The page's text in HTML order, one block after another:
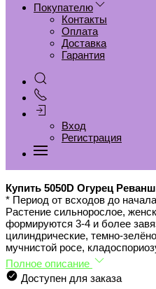
Покупателю
Контакты
Оплата
Доставка
Гарантия
Вход
Регистрация
Добавить к сравнению
Удалить из сравнения
Купить 5050D Огурец
* Период от всходов до
Растение сильнорослое,
формируются 3-4 и более
цилиндрические, темно-
мучнистой росе,
Полное описание
Доступен для заказа